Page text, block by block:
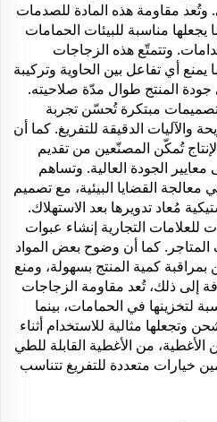
وتُعد مقاومة هذه المادة للصدمات
يجعلها مناسبة للبيئات الحمامات
وتتمتّع هذه الزجاجات
يمنع أي تفاعل بين الحاوية وتركيبة
جودة المنتج طوال مدّة صلاحيته.
تصميمات مبتكرة تُحسّن تجربة
والآليات الدقيقة للتفريغ. كما أن
تُمكّن المصنّعين من تقديم
الجودة العالية. وتساهم
معالجة القضايا البيئية، مع تصميم
مُعاد تدويرها بعد الاستهلاك.
للعلامات التجارية إنشاء عبوات
المتاجر. كما أن وضوح بعض المواد
كمية المنتج بسهولة، ومنع
إلى ذلك، تُعد مقاومة الزجاجات
لتخزينها في الحمامات، بينما
وتجعلها مثالية للاستخدام أثناء
من الأغطية القابلة للطي
خيارات متعددة للتفريغ تتناسب